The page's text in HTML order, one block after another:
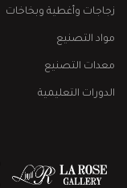
زجاجات وأغطية وبخاخات
مواد التصنيع
معدات التصنيع
الدورات التعليمية